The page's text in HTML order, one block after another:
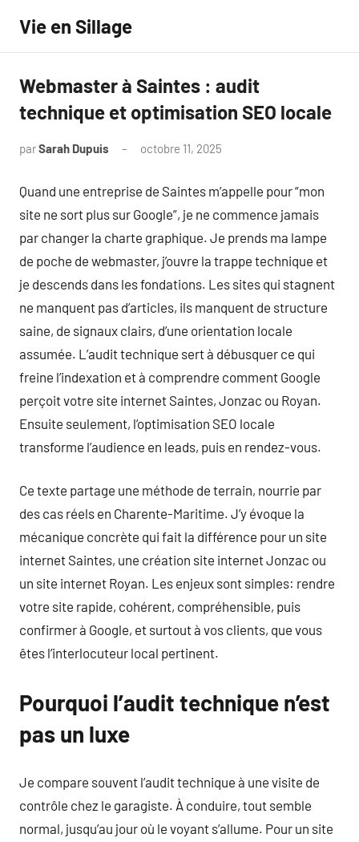
contenu
Vie en Sillage
Webmaster à Saintes : audit
technique et optimisation SEO locale
parSarah Dupuis octobre 11, 2025
Quand une entreprise de Saintes m’appelle pour “mon
site ne sort plus sur Google”, je ne commence jamais
par changer la charte graphique. Je prends ma lampe
de poche de webmaster, j’ouvre la trappe technique et
je descends dans les fondations. Les sites qui stagnent
ne manquent pas d’articles, ils manquent de structure
saine, de signaux clairs, d’une orientation locale
assumée. L’audit technique sert à débusquer ce qui
freine l’indexation et à comprendre comment Google
perçoit votre site internet Saintes, Jonzac ou Royan.
Ensuite seulement, l’optimisation SEO locale
transforme l’audience en leads, puis en rendez-vous.
Ce texte partage une méthode de terrain, nourrie par
des cas réels en Charente-Maritime. J’y évoque la
mécanique concrète qui fait la différence pour un site
internet Saintes, une création site internet Jonzac ou
un site internet Royan. Les enjeux sont simples: rendre
votre site rapide, cohérent, compréhensible, puis
confirmer à Google, et surtout à vos clients, que vous
êtes l’interlocuteur local pertinent.
Pourquoi l’audit technique n’est
pas un luxe
Je compare souvent l’audit technique à une visite de
contrôle chez le garagiste. À conduire, tout semble
normal, jusqu’au jour où le voyant s’allume. Pour un site